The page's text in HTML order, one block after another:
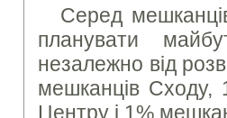
Серед
планувати
незалежно від
мешканців Сходу,
Центру і 1%